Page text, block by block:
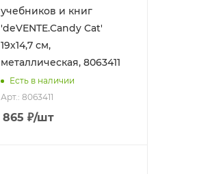
учебников и книг
'deVENTE.Candy Cat'
19х14,7 см,
металлическая, 8063411
Есть в наличии
Арт.: 8063411
865 ₽/шт